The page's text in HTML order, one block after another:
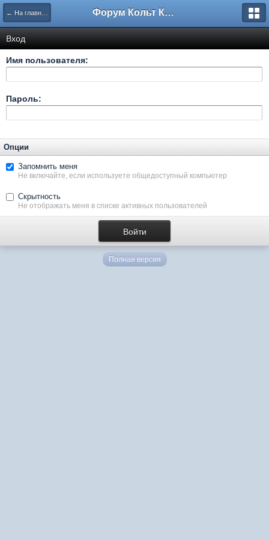
← На главную Форум Кольт Клуб
Вход
Имя пользователя:
Пароль:
Опции
Запомнить меня
Не включайте, если используете общедоступный компьютер
Скрытность
Не отображать меня в списке активных пользователей
Полная версия